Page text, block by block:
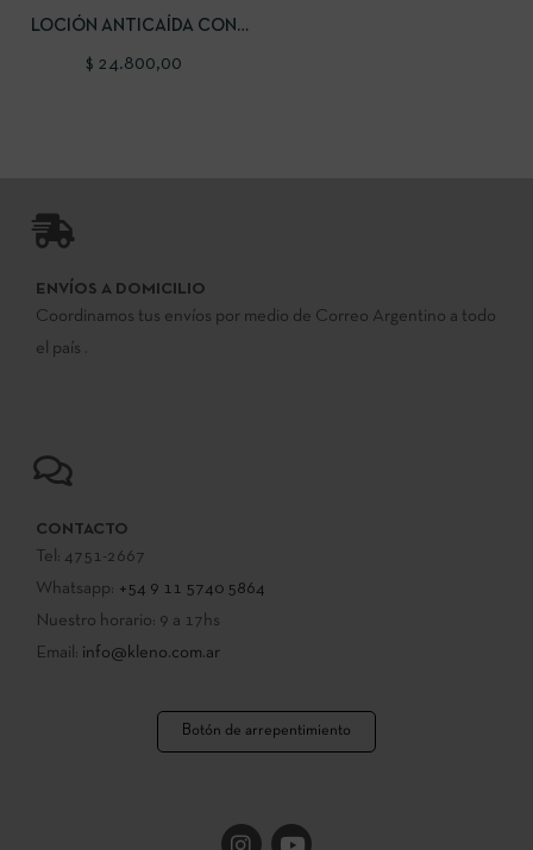
LOCIÓN ANTICAÍDA CON
KERATINA
$ 24.800,00
ENVÍOS A DOMICILIO
Coordinamos tus envíos por medio de Correo Argentino a todo
el país .
CONTACTO
Tel: 4751-2667
Whatsapp: +54 9 11 5740 5864
Nuestro horario: 9 a 17hs
Email: info@kleno.com.ar
Botón de arrepentimiento